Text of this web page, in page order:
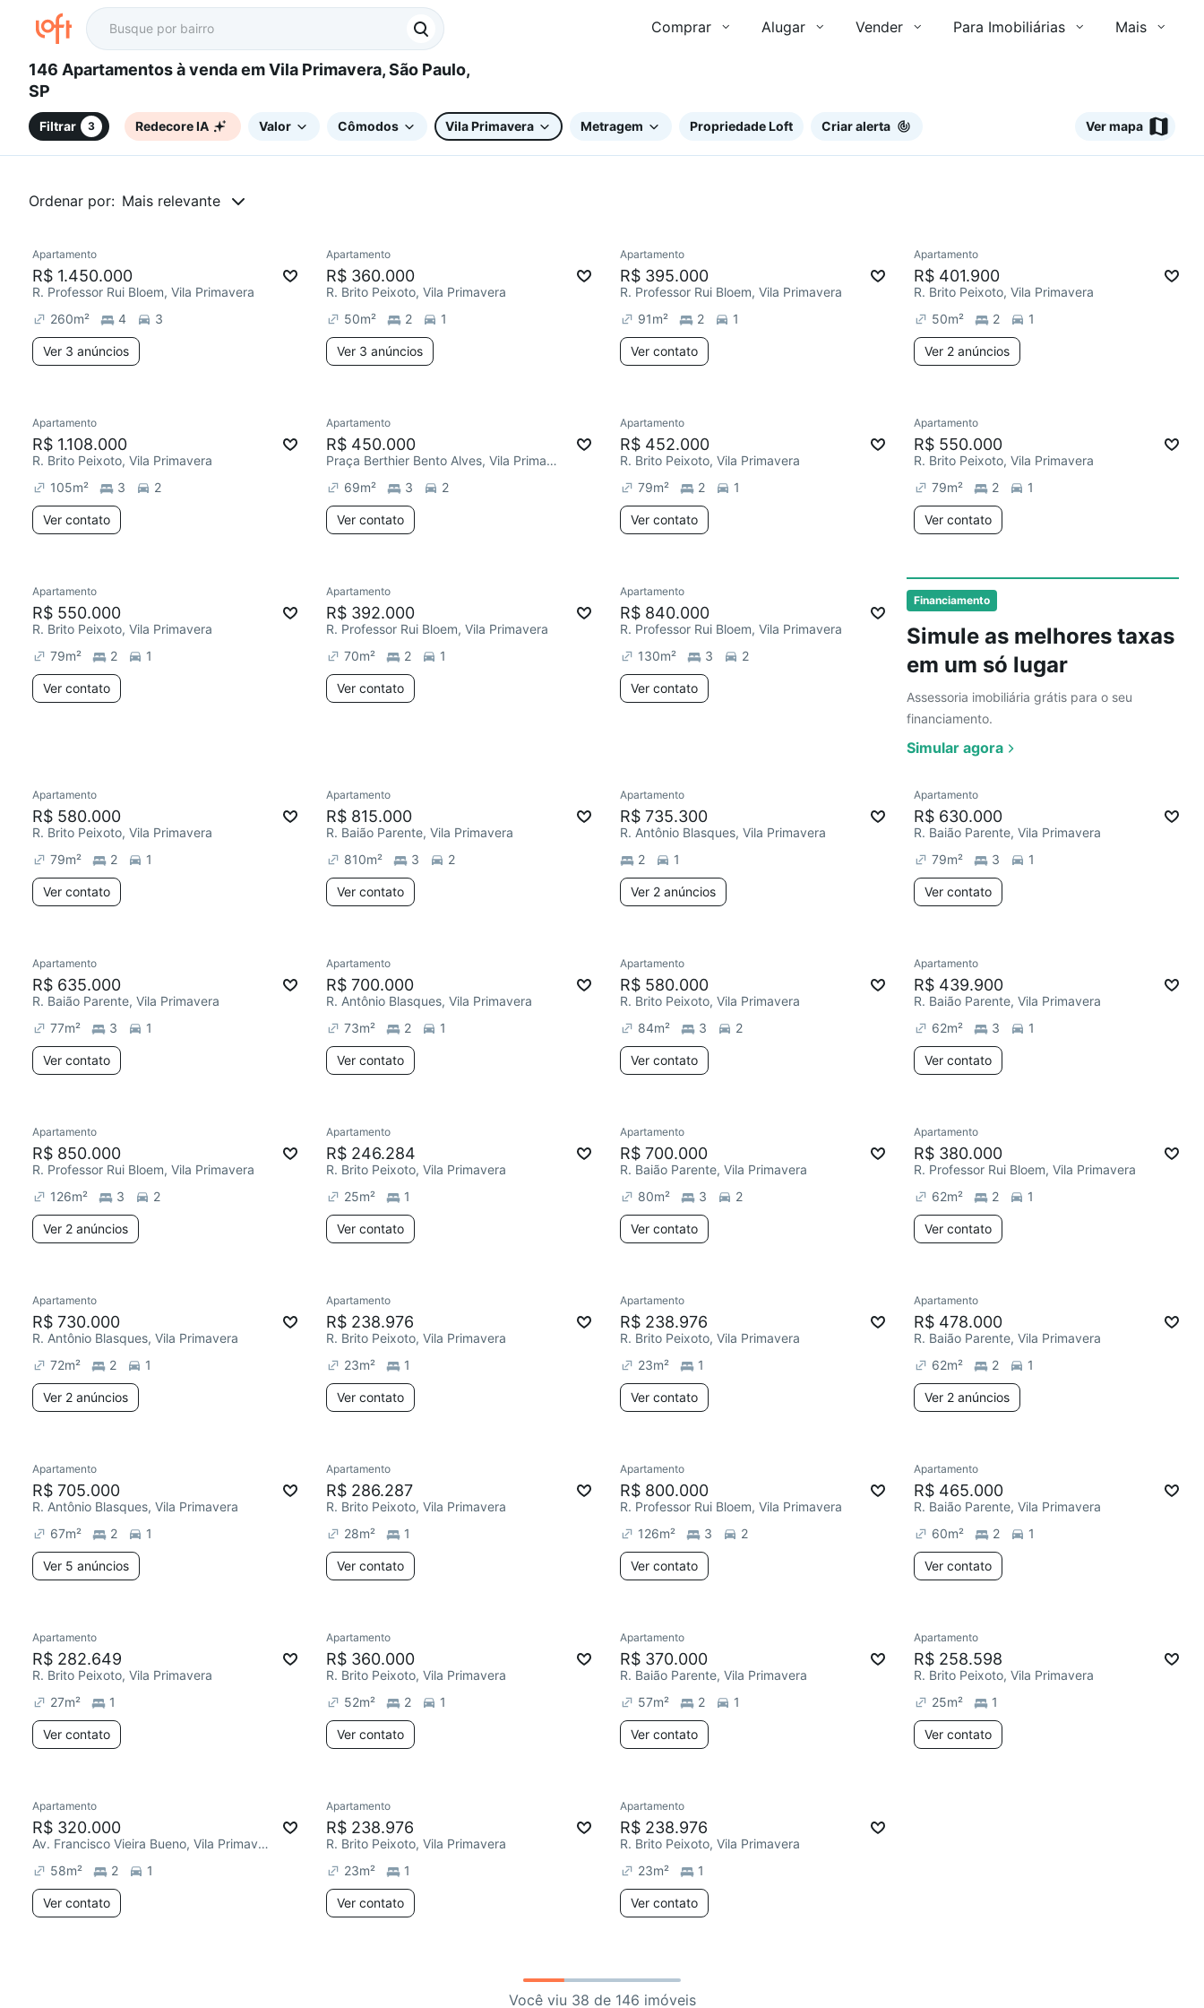
Comprar Alugar Vender Para Imobiliárias Mais
146 Apartamentos à venda em Vila Primavera, São Paulo,
SP
Filtrar 3 Redecore IA Valor Cômodos Vila Primavera Metragem Propriedade Loft Criar alerta Ver mapa
Ordenar por: Mais relevante
Financiamento
Simule as melhores taxas
em um só lugar
Assessoria imobiliária grátis para o seu
financiamento.
Simular agora
Apartamento
R$ 1.450.000
R. Professor Rui Bloem, Vila Primavera
260m² 4 3
Ver 3 anúncios
Apartamento
R$ 360.000
R. Brito Peixoto, Vila Primavera
50m² 2 1
Ver 3 anúncios
Redecorar
Apartamento
R$ 395.000
R. Professor Rui Bloem, Vila Primavera
91m² 2 1
Ver contato
Redecorar
Apartamento
R$ 401.900
R. Brito Peixoto, Vila Primavera
50m² 2 1
Ver 2 anúncios
Redecorar
Apartamento
R$ 1.108.000
R. Brito Peixoto, Vila Primavera
105m² 3 2
Ver contato
Apartamento
R$ 450.000
Praça Berthier Bento Alves, Vila Primavera
69m² 3 2
Ver contato
Redecorar
Apartamento
R$ 452.000
R. Brito Peixoto, Vila Primavera
79m² 2 1
Ver contato
Redecorar
Apartamento
R$ 550.000
R. Brito Peixoto, Vila Primavera
79m² 2 1
Ver contato
Redecorar
Ver
Apartamento
R$ 550.000
R. Brito Peixoto, Vila Primavera
79m² 2 1
Ver contato
Redecorar
Apartamento
R$ 392.000
R. Professor Rui Bloem, Vila Primavera
70m² 2 1
Ver contato
Redecorar
Apartamento
R$ 840.000
R. Professor Rui Bloem, Vila Primavera
130m² 3 2
Ver contato
Redecorar
Apartamento
R$ 580.000
R. Brito Peixoto, Vila Primavera
79m² 2 1
Ver contato
Apartamento
R$ 815.000
R. Baião Parente, Vila Primavera
810m² 3 2
Ver contato
Apartamento
R$ 735.300
R. Antônio Blasques, Vila Primavera
2
1
Ver 2 anúncios
Apartamento
R$ 630.000
R. Baião Parente, Vila Primavera
79m² 3 1
Ver contato
Apartamento
R$ 635.000
R. Baião Parente, Vila Primavera
77m² 3 1
Ver contato
Apartamento
R$ 700.000
R. Antônio Blasques, Vila Primavera
73m² 2 1
Ver contato
Apartamento
R$ 580.000
R. Brito Peixoto, Vila Primavera
84m² 3 2
Ver contato
Apartamento
R$ 439.900
R. Baião Parente, Vila Primavera
62m² 3 1
Ver contato
Apartamento
R$ 850.000
R. Professor Rui Bloem, Vila Primavera
126m² 3 2
Ver 2 anúncios
Apartamento
R$ 246.284
R. Brito Peixoto, Vila Primavera
25m² 1
Ver contato
Apartamento
R$ 700.000
R. Baião Parente, Vila Primavera
80m² 3 2
Ver contato
Apartamento
R$ 380.000
R. Professor Rui Bloem, Vila Primavera
62m² 2 1
Ver contato
Apartamento
R$ 730.000
R. Antônio Blasques, Vila Primavera
72m² 2 1
Ver 2 anúncios
Apartamento
R$ 238.976
R. Brito Peixoto, Vila Primavera
23m² 1
Ver contato
Apartamento
R$ 238.976
R. Brito Peixoto, Vila Primavera
23m² 1
Ver contato
Apartamento
R$ 478.000
R. Baião Parente, Vila Primavera
62m² 2 1
Ver 2 anúncios
Apartamento
R$ 705.000
R. Antônio Blasques, Vila Primavera
67m² 2 1
Ver 5 anúncios
Apartamento
R$ 286.287
R. Brito Peixoto, Vila Primavera
28m² 1
Ver contato
Apartamento
R$ 800.000
R. Professor Rui Bloem, Vila Primavera
126m² 3 2
Ver contato
Apartamento
R$ 465.000
R. Baião Parente, Vila Primavera
60m² 2 1
Ver contato
Apartamento
R$ 282.649
R. Brito Peixoto, Vila Primavera
27m² 1
Ver contato
Apartamento
R$ 360.000
R. Brito Peixoto, Vila Primavera
52m² 2 1
Ver contato
Apartamento
R$ 370.000
R. Baião Parente, Vila Primavera
57m² 2 1
Ver contato
Apartamento
R$ 258.598
R. Brito Peixoto, Vila Primavera
25m² 1
Ver contato
Apartamento
R$ 320.000
Av. Francisco Vieira Bueno, Vila Primavera
58m² 2 1
Ver contato
Apartamento
R$ 238.976
R. Brito Peixoto, Vila Primavera
23m² 1
Ver contato
Apartamento
R$ 238.976
R. Brito Peixoto, Vila Primavera
23m² 1
Ver contato
Você viu 38 de 146 imóveis